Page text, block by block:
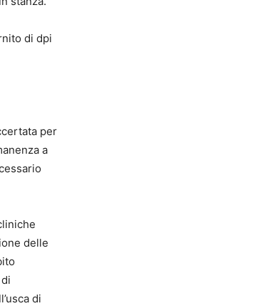
di dpi
per
a
delle
di